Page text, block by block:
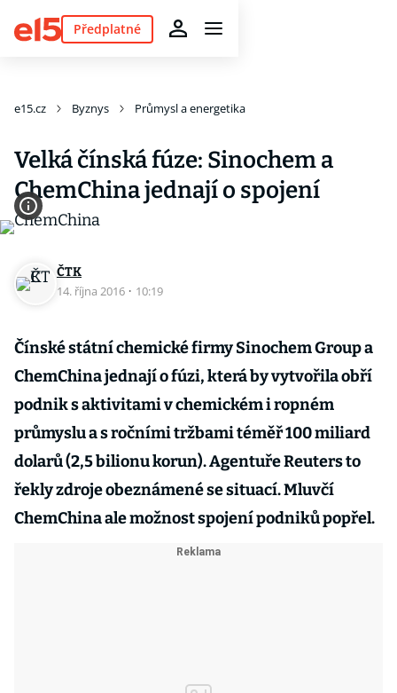
Předplatné
e15.cz Byznys Průmysl a energetika
Velká čínská fúze: Sinochem a
ChemChina jednají o spojení
ČTK
14. října 2016 · 10:19
Čínské státní chemické firmy Sinochem Group a
ChemChina jednají o fúzi, která by vytvořila obří
podnik s aktivitami v chemickém i ropném
průmyslu a s ročními tržbami téměř 100 miliard
dolarů (2,5 bilionu korun). Agentuře Reuters to
řekly zdroje obeznámené se situací. Mluvčí
ChemChina ale možnost spojení podniků popřel.